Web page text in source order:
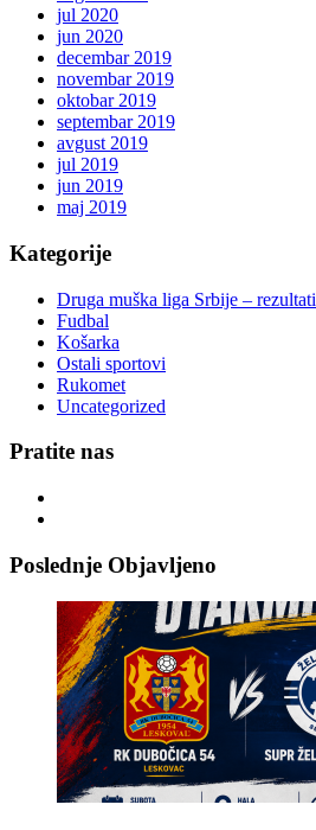
jul 2020
jun 2020
decembar 2019
novembar 2019
oktobar 2019
septembar 2019
avgust 2019
jul 2019
jun 2019
maj 2019
Kategorije
Druga muška liga Srbije –
Fudbal
Košarka
Ostali sportovi
Rukomet
Uncategorized
Pratite nas
Poslednje Objavljeno